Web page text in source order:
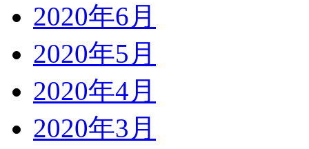
2020年6月
2020年5月
2020年4月
2020年3月